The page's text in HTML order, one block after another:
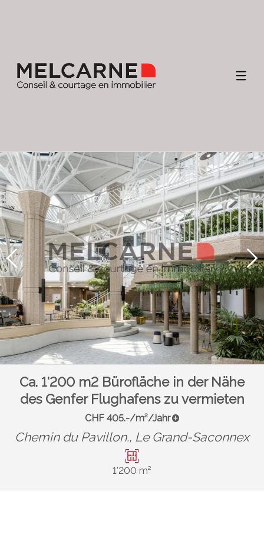
Ca. 1'200 m2 Bürofläche in der Nähe
des Genfer Flughafens zu vermieten
CHF 405.-/m²/Jahr
Chemin du Pavillon., Le Grand-Saconnex
1'200 m²